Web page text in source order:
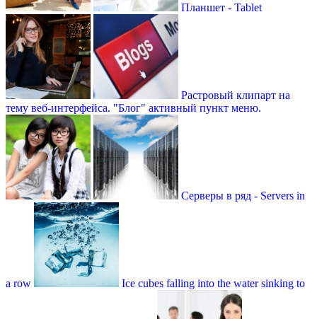
Планшет - Tablet
Растровый клипарт на
тему веб-интерфейса. "Блог" активный пункт меню.
Серверы в ряд - Servers in
a row Ice cubes falling into the water sinking to